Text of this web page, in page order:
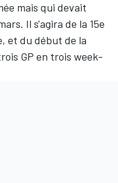
mais qui devait
Il s'agira de la 15e
et du début de la
GP en trois week-